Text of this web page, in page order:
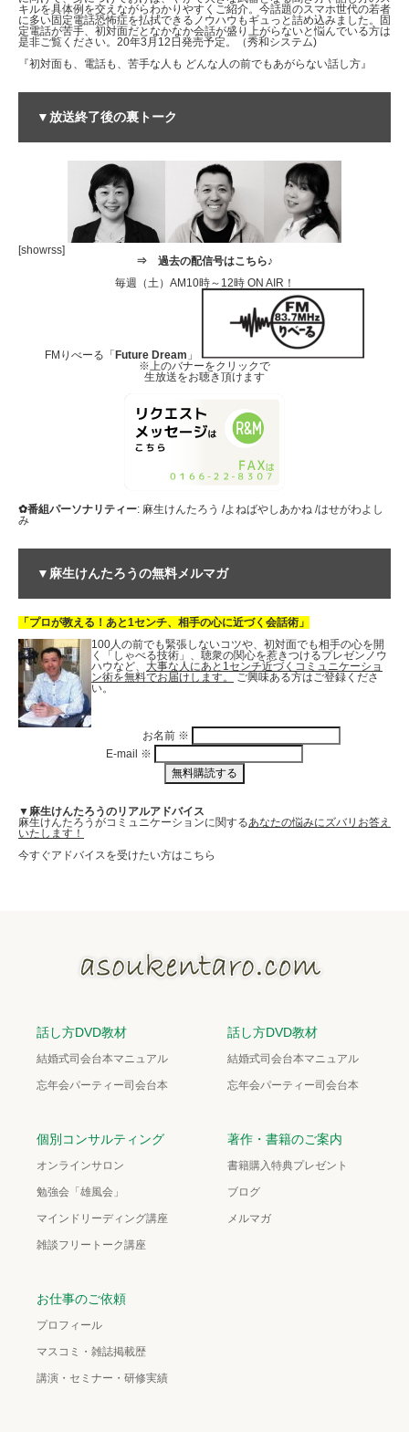
キルを具体例を交えながらわかりやすくご紹介。今話題のスマホ世代の若者
に多い固定電話恐怖症を払拭できるノウハウもギュっと詰め込みました。固
定電話が苦手、初対面だとなかなか会話が盛り上がらないと悩んでいる方は
是非ご覧ください。20年3月12日発売予定。（秀和システム)
『初対面も、電話も、苦手な人も どんな人の前でもあがらない話し方』
▼放送終了後の裏トーク
[showrss]
⇒ 過去の配信号はこちら♪
毎週（土）AM10時～12時 ON AIR！
FMりべーる「Future Dream 」
※上のバナーをクリックで
生放送をお聴き頂けます
✿番組パーソナリティー: 麻生けんたろう /よねばやしあかね /はせがわよし
み
▼麻生けんたろうの無料メルマガ
「プロが教える！あと1センチ、相手の心に近づく会話術」
100人の前でも緊張しないコツや、初対面でも相手の心を開
く「しゃべる技術」、聴衆の関心を惹きつけるプレゼンノウ
ハウなど、 大事な人にあと1センチ近づくコミュニケーショ
ン術を無料でお届けします。
ご興味ある方はご登録くださ
い。
お名前 ※
E-mail ※
▼麻生けんたろうのリアルアドバイス
麻生けんたろうがコミュニケーションに関するあなたの悩みにズバリお答え
いたします！
今すぐアドバイスを受けたい方はこちら
話し方DVD教材
結婚式司会台本マニュアル
忘年会パーティー司会台本
話し方DVD教材
結婚式司会台本マニュアル
忘年会パーティー司会台本
個別コンサルティング
オンラインサロン
勉強会「雄風会」
マインドリーディング講座
雑談フリートーク講座
著作・書籍のご案内
書籍購入特典プレゼント
ブログ
メルマガ
お仕事のご依頼
プロフィール
マスコミ・雑誌掲載歴
講演・セミナー・研修実績